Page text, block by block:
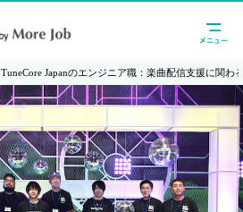
TuneCore Japanのエンジニア職：楽曲配信支援に関わ